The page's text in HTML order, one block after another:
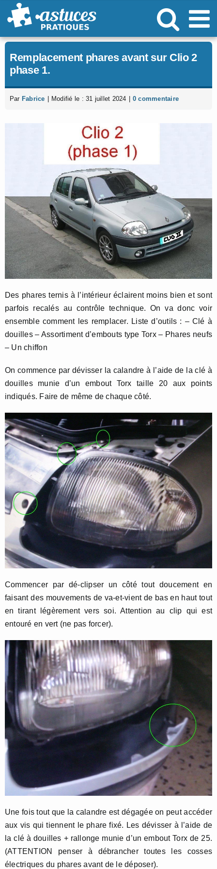
Passer
au
Remplacement phares avant sur Clio 2
phase 1.
Par Fabrice Modifié le : 31 juillet 2024 0 commentaire
Des phares ternis à l’intérieur éclairent moins bien et sont
parfois recalés au contrôle technique. On va donc voir
ensemble comment les remplacer. Liste d’outils : – Clé à
douilles – Assortiment d’embouts type Torx – Phares neufs
– Un chiffon
On commence par dévisser la calandre à l’aide de la clé à
douilles munie d’un embout Torx taille 20 aux points
indiqués. Faire de même de chaque côté.
Commencer par dé-clipser un côté tout doucement en
faisant des mouvements de va-et-vient de bas en haut tout
en tirant légèrement vers soi. Attention au clip qui est
entouré en vert (ne pas forcer).
Une fois tout que la calandre est dégagée on peut accéder
aux vis qui tiennent le phare fixé. Les dévisser à l’aide de
la clé à douilles + rallonge munie d’un embout Torx de 25.
(ATTENTION penser à débrancher toutes les cosses
électriques du phares avant de le déposer).